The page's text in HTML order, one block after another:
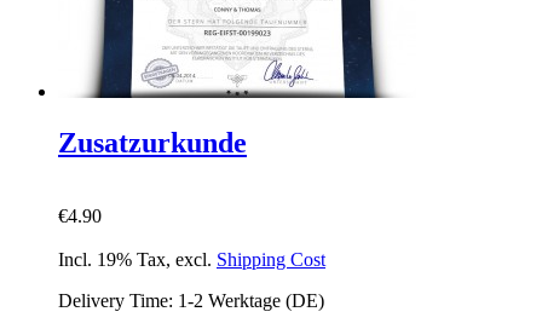
Zusatzurkunde
€4.90
Incl. 19% Tax, excl. Shipping Cost
Delivery Time: 1-2 Werktage (DE)